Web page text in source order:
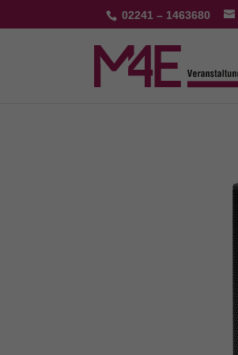
02241 – 1463680